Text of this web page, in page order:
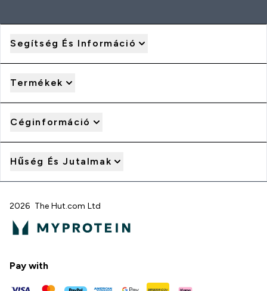
Segítség És Információ
Termékek
Céginformáció
Hűség És Jutalmak
2026 The Hut.com Ltd
Pay with